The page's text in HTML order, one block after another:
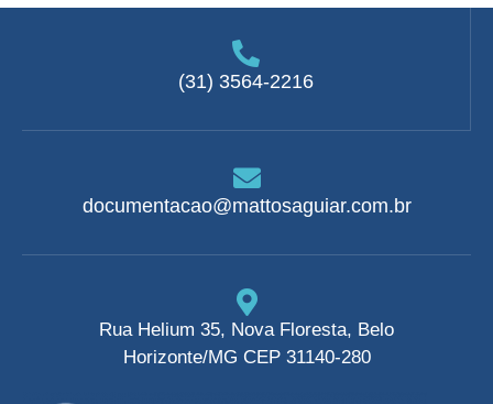
(31) 3564-2216
documentacao@mattosaguiar.com.br
Rua Helium 35, Nova Floresta, Belo
Horizonte/MG CEP 31140-280